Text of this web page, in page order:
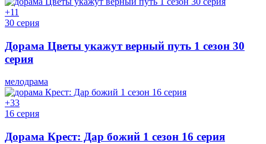
+11
30 серия
Дорама Цветы укажут верный путь 1 сезон 30
серия
мелодрама
+33
16 серия
Дорама Крест: Дар божий 1 сезон 16 серия